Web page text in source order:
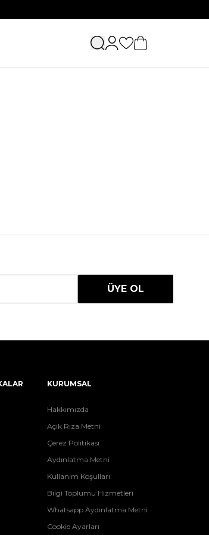
ÜYE OL
KURUMSAL
Hakkımızda
Açık Rıza Metni
Çerez Politikası
Aydınlatma Metni
Kullanım Koşulları
Bilgi Toplumu Hizmetleri
Whatsapp Aydınlatma Metni
Cookie Ayarları